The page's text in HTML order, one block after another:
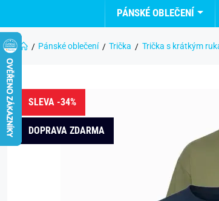
PÁNSKÉ OBLEČENÍ
Pánské oblečení Trička Trička s krátkým
SLEVA -34%
DOPRAVA ZDARMA